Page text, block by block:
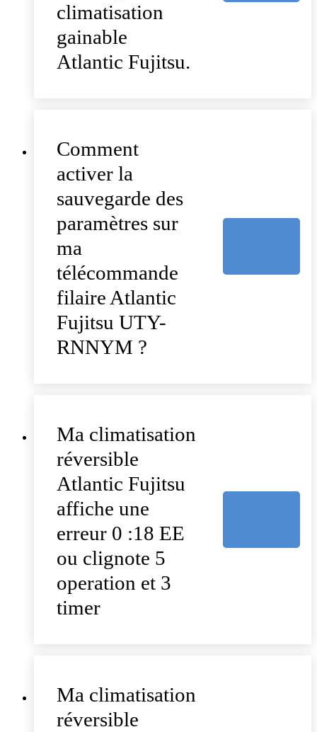
climatisation
gainable
Atlantic Fujitsu.
Comment
activer la
sauvegarde des
paramètres sur
ma
télécommande
filaire Atlantic
Fujitsu UTY-
RNNYM ?
Ma climatisation
réversible
Atlantic Fujitsu
affiche une
erreur 0 :18 EE
ou clignote 5
operation et 3
timer
Ma climatisation
réversible